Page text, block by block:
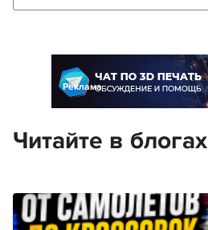
Реклама
Читайте в блогах